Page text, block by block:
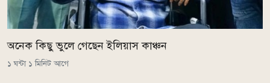
অনেক কিছু ভুলে গেছেন ইলিয়াস কাঞ্চন
১ ঘন্টা ১ মিনিট আগে